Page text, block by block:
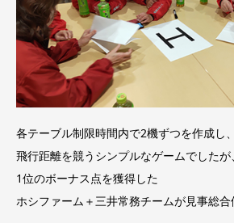
各テーブル制限時間内で2機ずつを作成し、
飛行距離を競うシンプルなゲームでしたが、
1位のボーナス点を獲得した
ホシファーム＋三井常務チームが見事総合